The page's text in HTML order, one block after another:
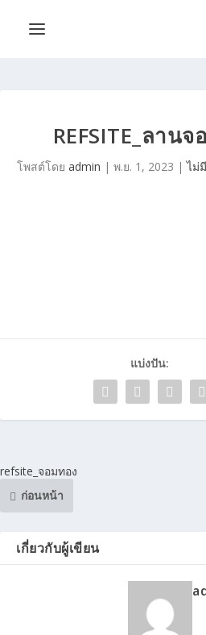
REFSITE_ลาน
โพสต์โดย admin | พ.ย. 1, 2023 |ไม่
แบ่งปัน:
refsite_จอมทอง
ก่อนหน้า
เกี่ยวกับผู้เขียน